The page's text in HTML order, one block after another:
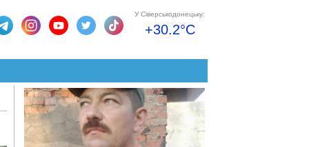
У Сіверськодонецьку:
+30.2°C